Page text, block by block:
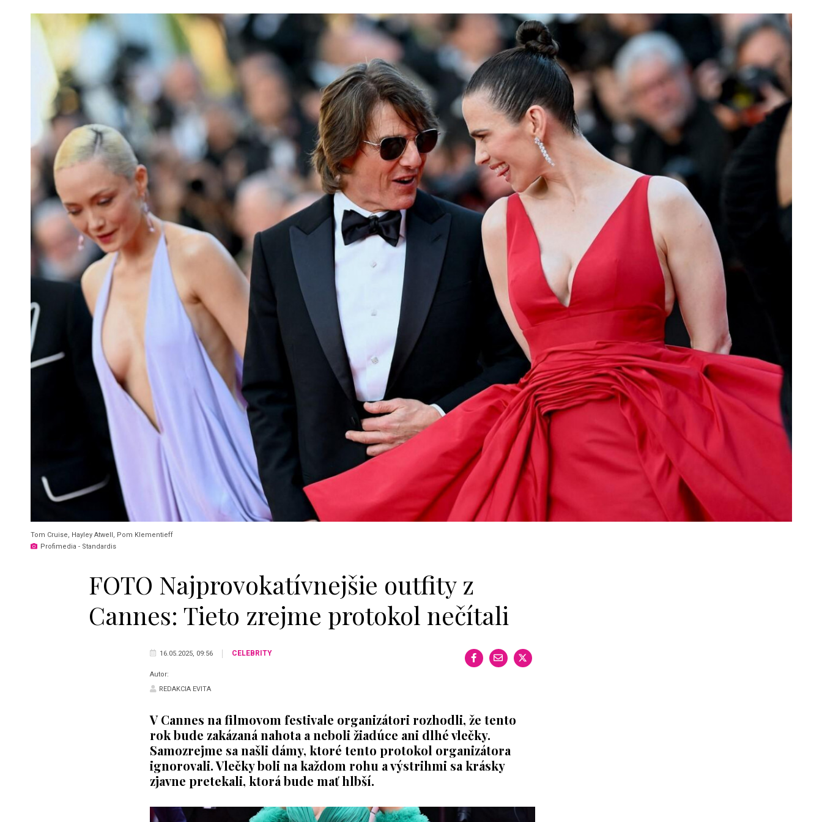
Tom Cruise, Hayley Atwell, Pom Klementieff
Profimedia - Standardis
FOTO Najprovokatívnejšie outfity z
Cannes: Tieto zrejme protokol nečítali
16.05.2025, 09:56 CELEBRITY
Autor:
REDAKCIA EVITA
V Cannes na filmovom festivale organizátori rozhodli, že tento
rok bude zakázaná nahota a neboli žiadúce ani dlhé vlečky.
Samozrejme sa našli dámy, ktoré tento protokol organizátora
ignorovali. Vlečky boli na každom rohu a výstrihmi sa krásky
zjavne pretekali, ktorá bude mať hlbší.